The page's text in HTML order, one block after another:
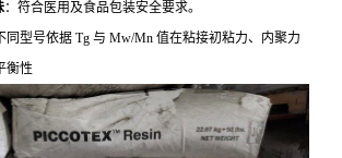
：符合医用及食品包装安全要求。
同型号依据 Tg 与 Mw/Mn 值在粘接初粘力、内聚力
衡性